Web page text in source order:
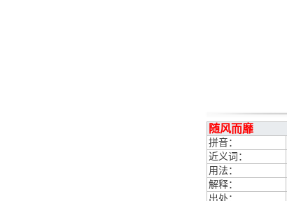
随风而靡
拼音：
近义词：
用法：
解释：
出处：